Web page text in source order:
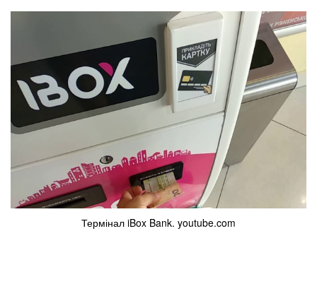
Термінал iBox Bank. youtube.com